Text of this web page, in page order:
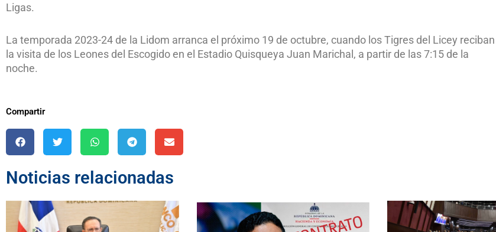
Ligas.
La temporada 2023-24 de la Lidom arranca el próximo 19 de octubre, cuando los Tigres del Licey reciban
la visita de los Leones del Escogido en el Estadio Quisqueya Juan Marichal, a partir de las 7:15 de la
noche.
Compartir
Noticias relacionadas